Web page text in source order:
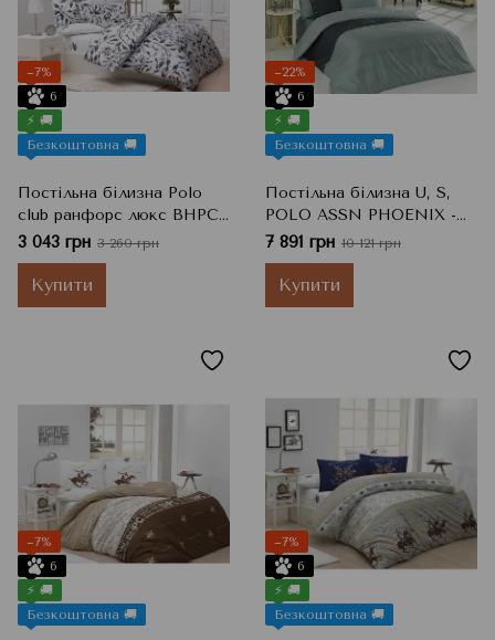
−7%
6
⚡ 🚚
Безкоштовна 🚚
Постільна білизна Polo
club ранфорс люкс BHPC
Blue 005, Білий, Євро,
200x220 см, 50x70 см
3 043 грн 3 260 грн
Купити
−22%
6
⚡ 🚚
Безкоштовна 🚚
Постільна білизна U, S,
POLO ASSN PHOENIX -
євро, Зелений, 200x220 см,
240x260 см, 50x70 см
7 891 грн 10 121 грн
Купити
−7%
6
⚡ 🚚
Безкоштовна 🚚
−7%
6
⚡ 🚚
Безкоштовна 🚚